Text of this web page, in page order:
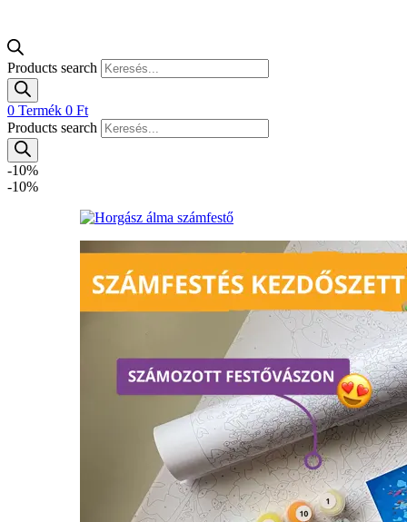
Products search
0 Termék 0 Ft
Products search
-10%
-10%